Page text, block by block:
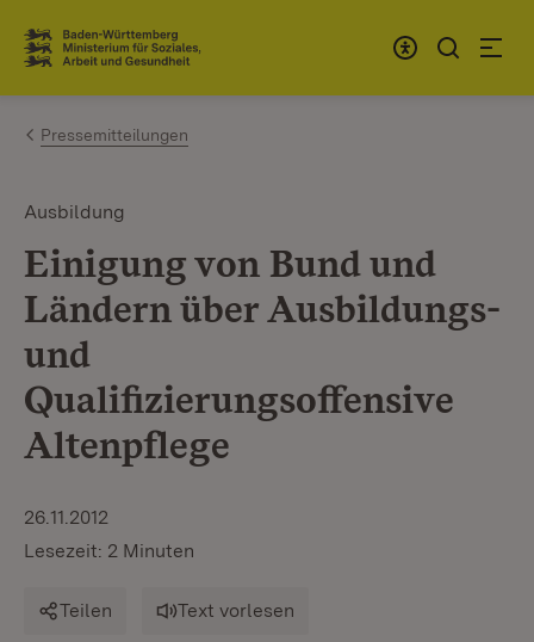
Zum Inhalt springen
Link zur Startseite
Pressemitteilungen
Ausbildung
Einigung von Bund und
Ländern über Ausbildungs-
und
Qualifizierungsoffensive
Altenpflege
26.11.2012
Lesezeit: 2 Minuten
Teilen Text vorlesen